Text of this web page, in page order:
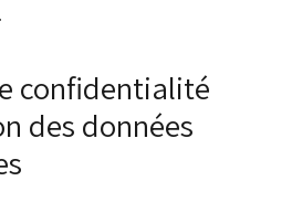
confidentialité
des données